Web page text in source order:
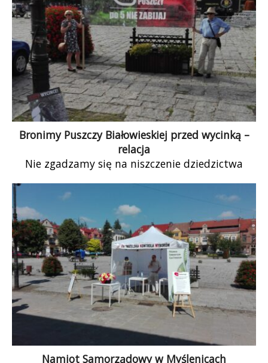
Bronimy Puszczy Białowieskiej przed wycinką –
relacja
Nie zgadzamy się na niszczenie dziedzictwa
zorganizowaliśmy pikietę pod hasłem „Bronimy
Puszczy przed wycinką”. W […]
Namiot Samorządowy w Myślenicach